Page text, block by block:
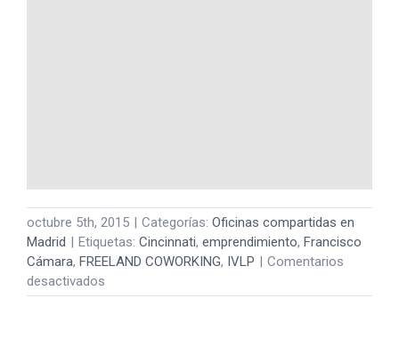
octubre 5th, 2015 | Categorías: Oficinas compartidas en
Madrid | Etiquetas: Cincinnati, emprendimiento, Francisco
Cámara, FREELAND COWORKING, IVLP | Comentarios
desactivados
Networking